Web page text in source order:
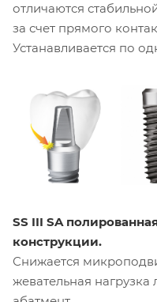
отличаются
за счет прямого
Устанавливается по
SS III SA
конструкции.
Снижается
жевательная нагрузка